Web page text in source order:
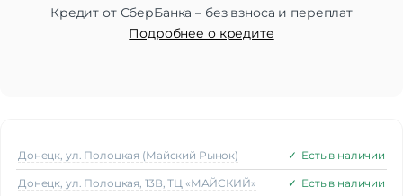
Кредит от СберБанка – без взноса и переплат
Подробнее о кредите
Донецк, ул. Полоцкая (Майский Рынок) ✓ Есть в наличии
Донецк, ул. Полоцкая, 13В, ТЦ «МАЙСКИЙ» ✓ Есть в наличии